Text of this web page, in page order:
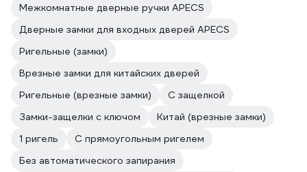
Межкомнатные дверные ручки APECS
Дверные замки для входных дверей APECS
Ригельные (замки)
Врезные замки для китайских дверей
Ригельные (врезные замки)
С защелкой
Замки-защелки с ключом
Китай (врезные замки)
1 ригель
С прямоугольным ригелем
Без автоматического запирания